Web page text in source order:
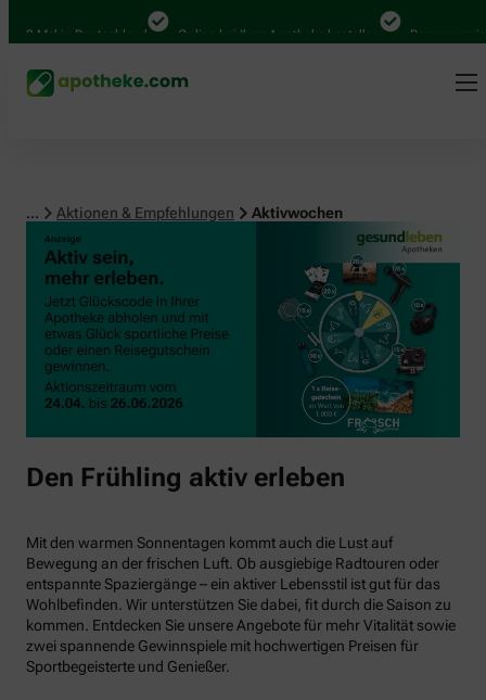
Mal in Deutschland Online bei Ihrer Apotheke bestellen Bequem
... Aktionen & Empfehlungen Aktivwochen
Den Frühling aktiv erleben
Mit den warmen Sonnentagen kommt auch die Lust auf
Bewegung an der frischen Luft. Ob ausgiebige Radtouren oder
entspannte Spaziergänge – ein aktiver Lebensstil ist gut für das
Wohlbefinden. Wir unterstützen Sie dabei, fit durch die Saison zu
kommen. Entdecken Sie unsere Angebote für mehr Vitalität sowie
zwei spannende Gewinnspiele mit hochwertigen Preisen für
Sportbegeisterte und Genießer.